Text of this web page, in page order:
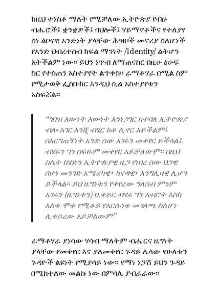
ከዚህ ተነስቶ ማለት የሚቻለው ኢትዮጵያ የብዙ
ብሔሮች፤ ቋንቋዎች፤ ባህሎች፤ ሃይማኖቶችና የተለያየ
ስነ ልቦናዊ አንድነት ያላቸው ሕዝቦች መኖሪያ ስለሆነች
የአንድ ህብረተሰብ ክፍል ማንነት /Identity/ ልትሆን
አትችልም ነው፡፡ ይህን ነጥብ ለማጠናከር በዚሁ ፅሁፍ
ስር የተሰጠን አስተያየት ልጥቀስ፡፡ ራማቶሃራ በሚል ስም
የሚታወቅ ፌስቡከር እንዲህ ሲል አስተያየቱን
አስፍሯል፡፡
“ጎበዝ እውነት እውነት እንነጋገር ከተባለ ኢትዮጵያ
ብሎ አገር እንጂ ብሄር ከቶ ሊኖር አይችልም፤
በእርግጠኝነት አንድ ሰው አገሩን መቀየር ይችላል፤
ብሄሩን ግን በፍፁም መቀየር አይቻለውም፡፡ በዚህ
ስሌት ከሄድን ኢትዮጵያዊ ዜጋ የነበረ ሰው ህጋዊ
በሆነ መንገድ አሜሪካዊ፤ ካናዳዊ፤ እንግሊዛዊ ሊሆን
ይችላል፡፡ ይህ ዜግነቱን የቀየረው ግለሰብ ምንም
አገሩን (ዜግነቱን) ቢቀይር ብሄሩ ግን አብሮት እስከ
እለቱ ሞቱ የሚቆይ የእርሱነቱ መገለጫ ስለሆነ
ሊቀይረው አይቻለውም”
ራማቶሃራ ያነሳው ሃሳብ ማለትም ብሔርና ዜግነት
ያላቸው የመቀየር እና ያለመቀየር ጉዳይ ሌላው የሁለቱን
ጉዳዮች ልዩነት የሚያሳይ ነው፡፡ የማነ ነጋሽ ይህን ጉዳይ
በሚከተለው መልኩ ነው በምሳሌ ያብራራው፡፡